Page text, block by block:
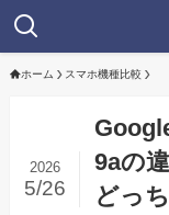
ホーム スマホ機種比較
9aの
どっ
2026
5/26